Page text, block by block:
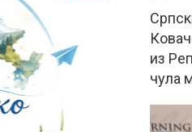
из
чула